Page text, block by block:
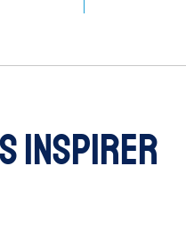
inspirer